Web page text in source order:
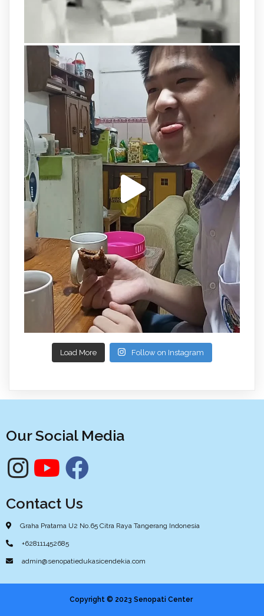
Load More Follow on Instagram
Our Social Media
Contact Us
Graha Pratama U2 No.65 Citra Raya Tangerang Indonesia
+628111452685
admin@senopatiedukasicendekia.com
Copyright © 2023 Senopati Center